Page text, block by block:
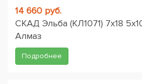
14 660 руб.
СКАД Эльба (КЛ1071) 7x18
Алмаз
Подробнее